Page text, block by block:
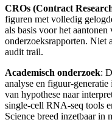
CROs (Contract
figuren met volledig
als basis voor het aantonen
onderzoeksrapporten. Niet
audit trail.
Academisch onderzoek:
analyse en figuur-
van hypothese naar
single-cell RNA-seq tools
Science breed inzetbaar in